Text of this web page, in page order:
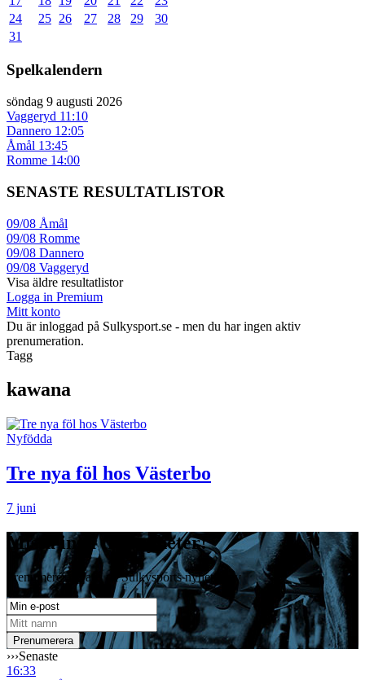
24
25 26 27 28 29
30
31
Spelkalendern
söndag 9 augusti 2026
Vaggeryd 11:10
Dannero 12:05
Åmål 13:45
Romme 14:00
SENASTE RESULTATLISTOR
09/08 Åmål
09/08 Romme
09/08 Dannero
09/08 Vaggeryd
Visa äldre resultatlistor
Logga in Premium
Mitt konto
Du är inloggad på Sulkysport.se - men du har ingen aktiv
prenumeration.
Tagg
kawana
Nyfödda
Tre nya föl hos Västerbo
7 juni
Missa inga travnyheter!
Prenumerera gratis på Sulkysports nyhetsbrev
›››Senaste
16:33